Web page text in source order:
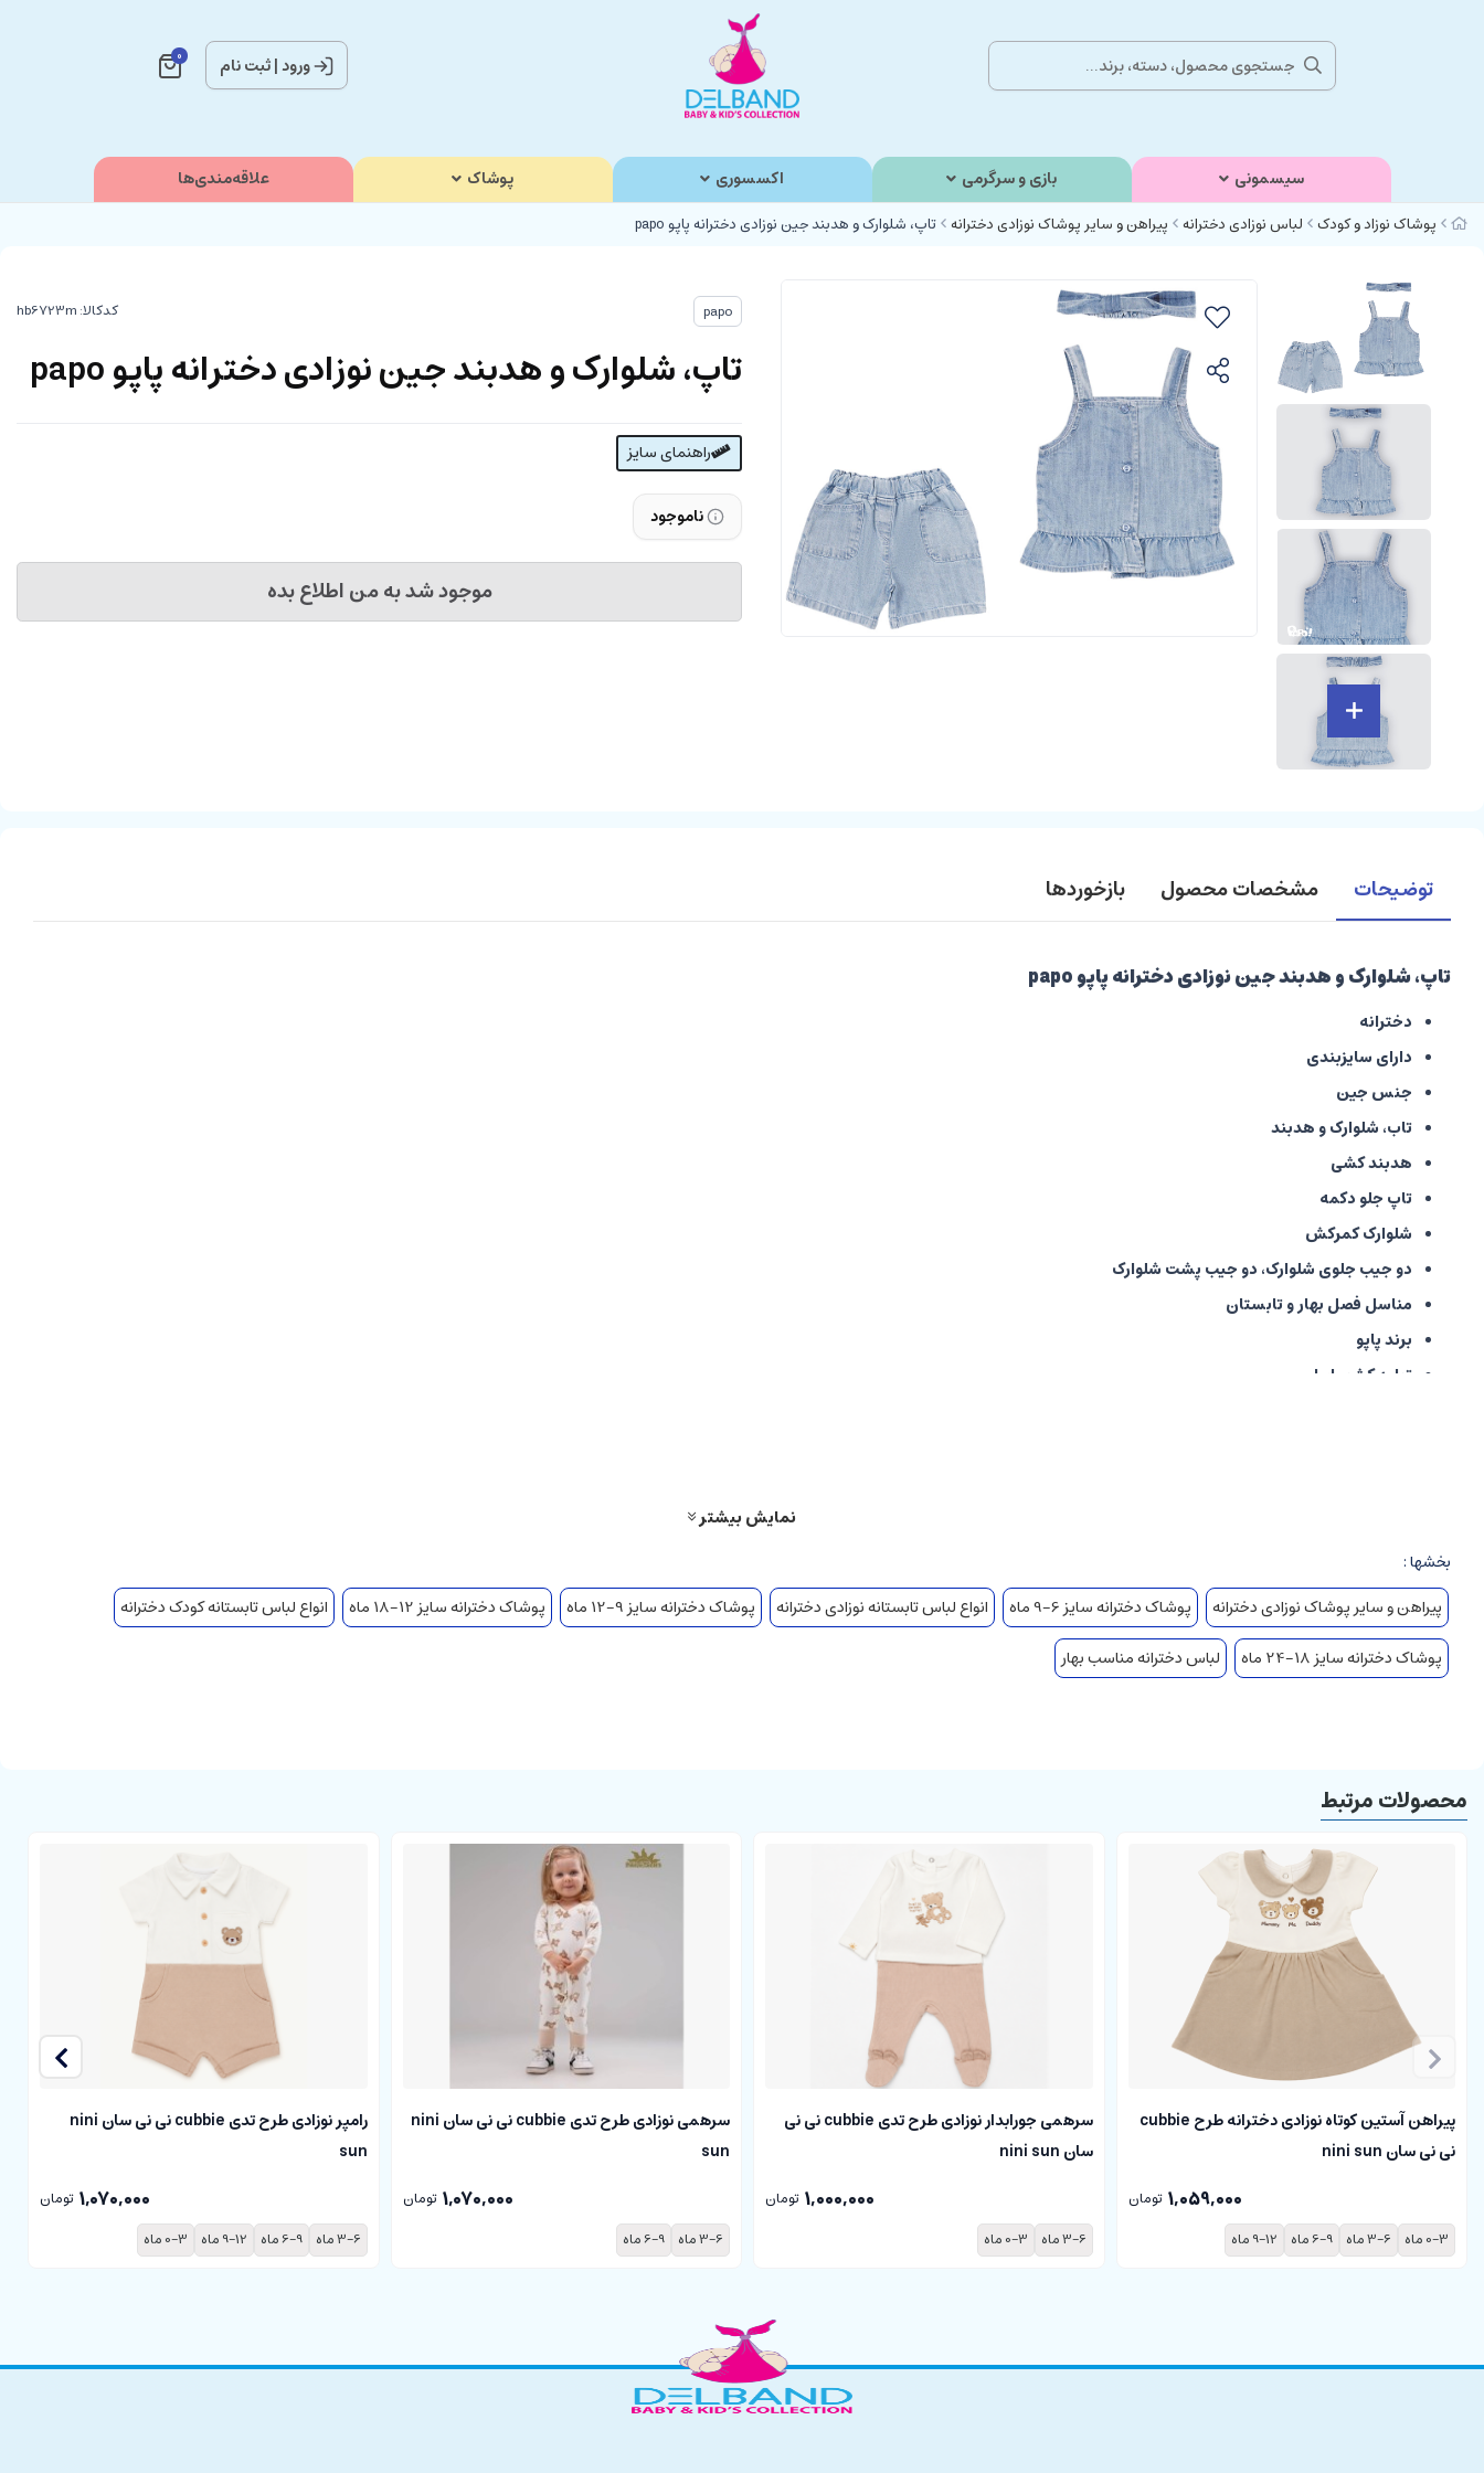
ورود|ثبت نام 0
سیسمونی بازی و سرگرمی اکسسوری پوشاک علاقه‌مندی‌ها
پوشاک نوزاد و کودک لباس نوزادی دخترانه پیراهن و سایر پوشاک نوزادی دخترانه تاپ، شلوارک و هدبند جین نوزادی دخترانه پاپو papo
papo کدکالا:
تاپ، شلوارک و هدبند جین نوزادی دخترانه پاپو papo
راهنمای سایز
ناموجود
موجود شد به من اطلاع بده
توضیحات مشخصات محصول بازخوردها
تاپ، شلوارک و هدبند جین نوزادی دخترانه پاپو papo
دخترانه
دارای سایزبندی
جنس جین
تاب، شلوارک و هدبند
هدبند کشی
تاپ جلو دکمه
شلوارک کمرکش
دو جیب جلوی شلوارک، دو جیب پشت شلوارک
مناسل فصل بهار و تابستان
برند پاپو
تولید کشور ایران
نمایش بیشتر
بخشها :
پیراهن و سایر پوشاک نوزادی دخترانه
پوشاک دخترانه سایز 6-9 ماه انواع لباس تابستانه نوزادی دخترانه پوشاک دخترانه سایز 9-12 ماه پوشاک دخترانه سایز 12-18 ماه
انواع لباس تابستانه کودک دخترانه
پوشاک دخترانه سایز 18-24 ماه
لباس دخترانه مناسب بهار
محصولات مرتبط
پیراهن آستین کوتاه نوزادی دخترانه طرح cubbie
نی نی سان nini sun
1,059,000 تومان
0-3 ماه
3-6 ماه 6-9 ماه 9-12 ماه
سرهمی جورابدار نوزادی طرح تدی cubbie نی نی
سان nini sun
1,000,000 تومان
3-6 ماه
0-3 ماه
سرهمی نوزادی طرح تدی cubbie نی نی سان nini
sun
1,070,000 تومان
3-6 ماه
6-9 ماه
رامپر نوزادی طرح تدی cubbie نی نی سان nini
sun
1,070,000 تومان
3-6 ماه
6-9 ماه 9-12 ماه 0-3 ماه